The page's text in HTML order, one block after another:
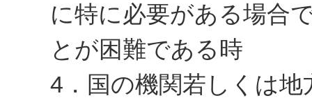
に特に必要がある場合
とが困難である時
4．国の機関若しくは